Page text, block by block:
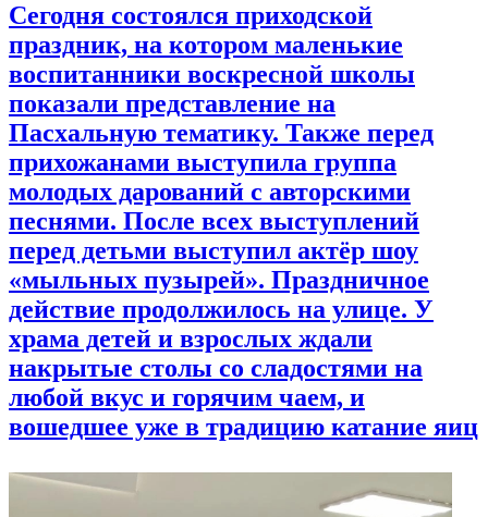
Сегодня состоялся приходской
праздник, на котором маленькие
воспитанники воскресной школы
показали представление на
Пасхальную тематику. Также перед
прихожанами выступила группа
молодых дарований с авторскими
песнями. После всех выступлений
перед детьми выступил актёр шоу
«мыльных пузырей». Праздничное
действие продолжилось на улице. У
храма детей и взрослых ждали
накрытые столы со сладостями на
любой вкус и горячим чаем, и
вошедшее уже в традицию катание яиц